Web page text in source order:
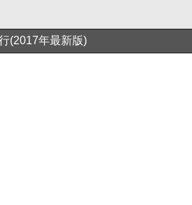
(2017年最新版)